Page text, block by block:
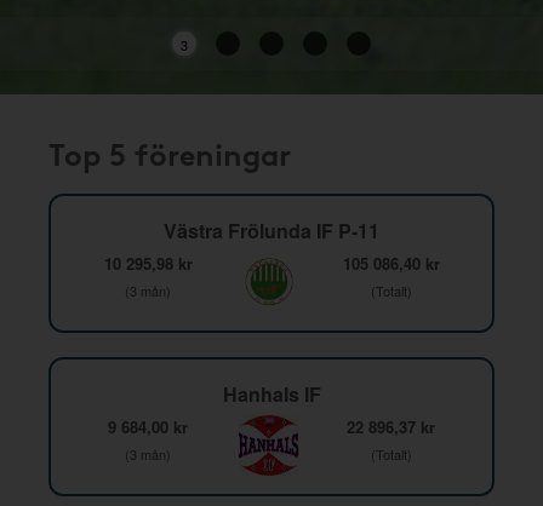
3
Top 5 föreningar
Västra Frölunda IF P-11
10 295,98 kr
(3 mån)
105 086,40 kr
(Totalt)
Hanhals IF
9 684,00 kr
(3 mån)
22 896,37 kr
(Totalt)